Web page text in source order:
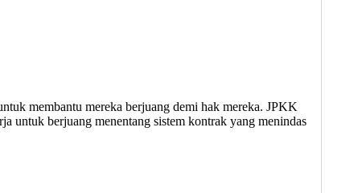
membantu mereka berjuang demi hak mereka. JPKK
untuk berjuang menentang sistem kontrak yang menindas